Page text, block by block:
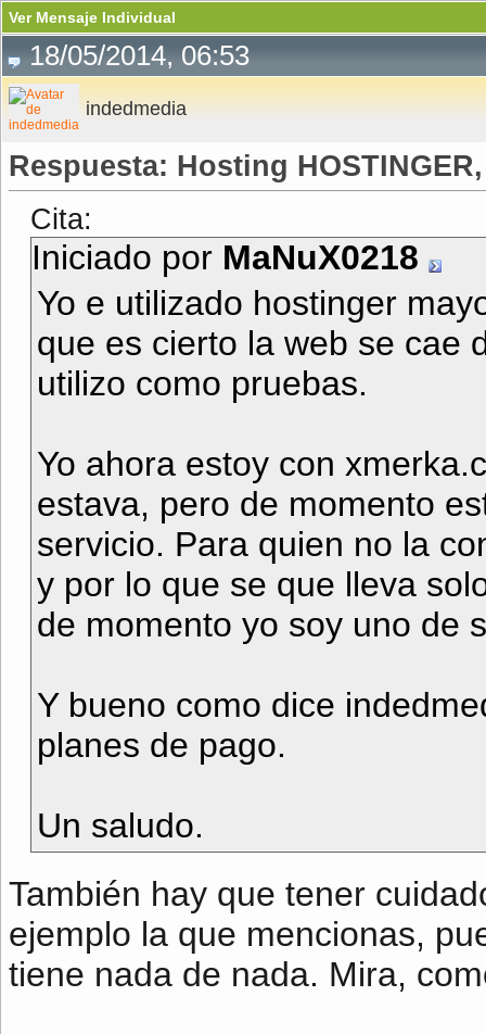
Ver Mensaje Individual
18/05/2014, 06:53
indedmedia
Respuesta: Hosting
Cita:
Iniciado por MaNuX0218
Yo e utilizado hostinger
que es cierto la web se cae
utilizo como pruebas.
Yo ahora estoy con
estava, pero de momento
servicio. Para quien no la
y por lo que se que lleva
de momento yo soy uno de
Y bueno como dice
planes de pago.
Un saludo.
También hay que tener
ejemplo la que mencionas,
tiene nada de nada. Mira,